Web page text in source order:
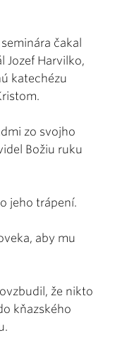
čakal
Jozef Harvilko,
katechézu
zo svojho
Božiu ruku
jeho trápení.
aby mu
že nikto
kňazského